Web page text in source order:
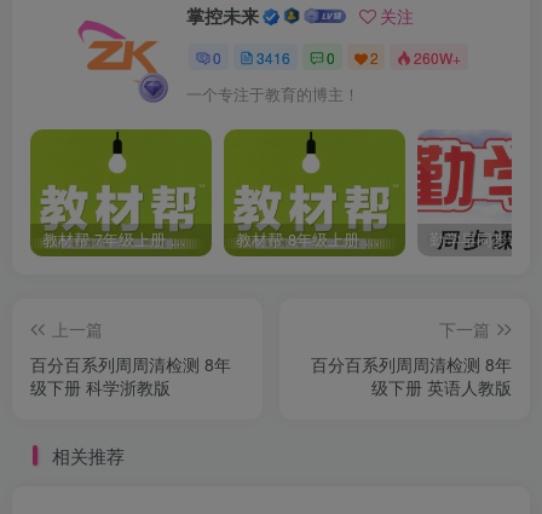
掌控未来 关注
0 3416 0 2 260W+
一个专注于教育的博主！
教材帮 7年级上册 语文人教版(2023秋) 教材帮 8年级上册 语文人教版(2023秋)
上一篇
百分百系列周周清检测 8年
级下册 科学浙教版
下一篇
百分百系列周周清检测 8年
级下册 英语人教版
相关推荐